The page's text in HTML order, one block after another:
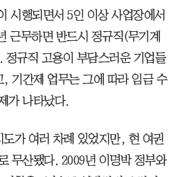
시행되면서 5인 이상 사업장에서
근무하면 반드시 정규직(무기계
정규직 고용이 부담스러운 기업들
기간제 업무는 그에 따라 임금 수
가 나타났다.
가 여러 차례 있었지만, 현 여권
무산됐다. 2009년 이명박 정부와